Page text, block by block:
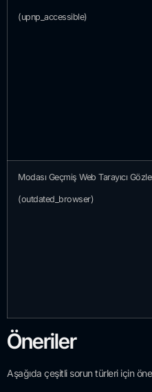
(upnp_accessible)
Modası Geçmiş Web Tarayıcı
(outdated_browser)
Öneriler
Aşağıda çeşitli sorun türleri için